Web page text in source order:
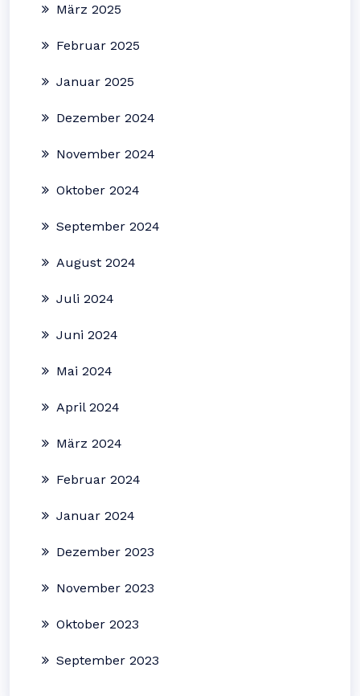
März 2025
Februar 2025
Januar 2025
Dezember 2024
November 2024
Oktober 2024
September 2024
August 2024
Juli 2024
Juni 2024
Mai 2024
April 2024
März 2024
Februar 2024
Januar 2024
Dezember 2023
November 2023
Oktober 2023
September 2023